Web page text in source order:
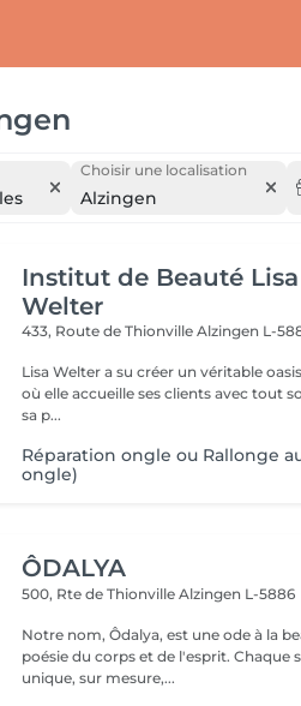
Choisir une localisation
Alzingen
Institut de Beauté Lisa
Welter
433, Route de ThionvilleAlzingen L-
Lisa Welter a su créer un véritable
où elle accueille ses clients avec tout
sa p...
Réparation ongle ou Rallonge
ongle)
ÔDALYA
500, Rte de ThionvilleAlzingen L-5886
Notre nom, Ôdalya, est une ode à la
poésie du corps et de l'esprit. Chaque
unique, sur mesure,...